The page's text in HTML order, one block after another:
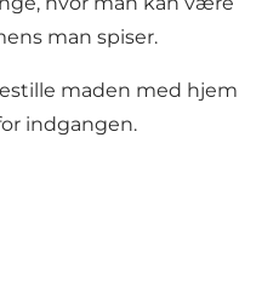
man spiser.
maden med hjem
indgangen.